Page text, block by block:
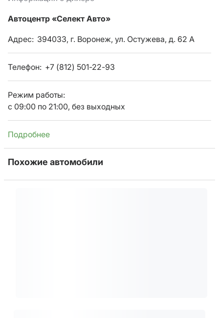
Автоцентр «Селект Авто»
Адрес: 394033, г. Воронеж, ул. Остужева, д. 62 А
Телефон: +7 (812) 501-22-93
Режим работы:
с 09:00 по 21:00, без выходных
Подробнее
Похожие автомобили